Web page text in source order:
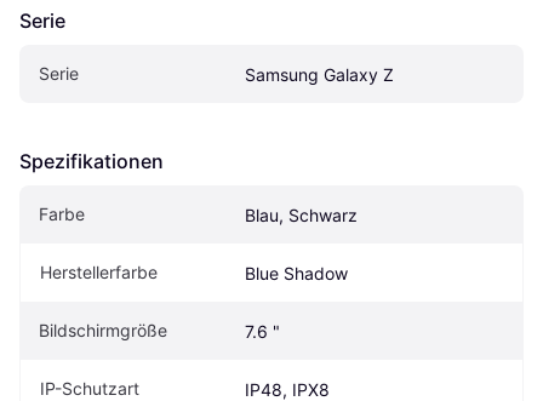
Serie
Serie Samsung Galaxy Z
Spezifikationen
Farbe Blau, Schwarz
Herstellerfarbe Blue Shadow
Bildschirmgröße 7.6 "
IP-Schutzart IP48, IPX8